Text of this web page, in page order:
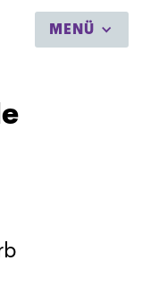
MENÜ